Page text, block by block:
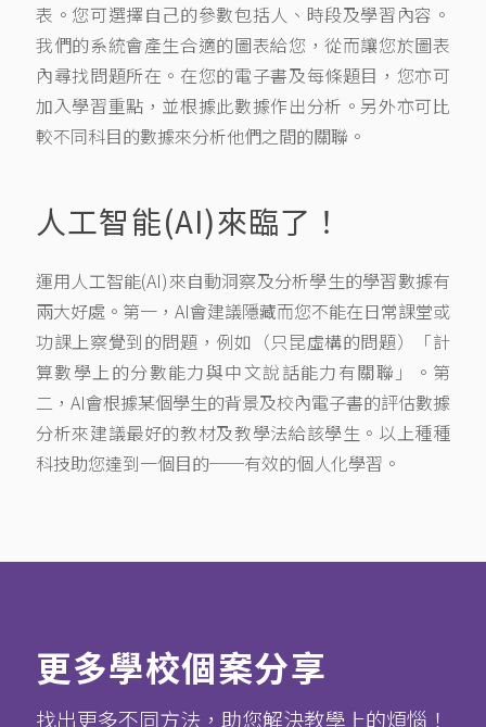
表。您可選擇自己的參數包括人、時段及學習內容。
我們的系統會產生合適的圖表給您，從而讓您於圖表
內尋找問題所在。在您的電子書及每條題目，您亦可
加入學習重點，並根據此數據作出分析。另外亦可比
較不同科目的數據來分析他們之間的關聯。
人工智能(AI)來臨了！
運用人工智能(AI)來自動洞察及分析學生的學習數據有
兩大好處。第一，AI會建議隱藏而您不能在日常課堂或
功課上察覺到的問題，例如（只昆虛構的問題）「計
算數學上的分數能力與中文說話能力有關聯」。第
二，AI會根據某個學生的背景及校內電子書的評估數據
分析來建議最好的教材及教學法給該學生。以上種種
科技助您達到一個目的──有效的個人化學習 。
更多學校個案分享
找出更多不同方法，助您解決教學上的煩惱！